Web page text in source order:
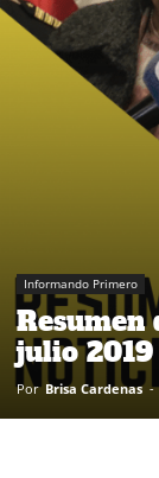
Informando Primero
Resumen
julio 2019
Por Brisa Cardenas -